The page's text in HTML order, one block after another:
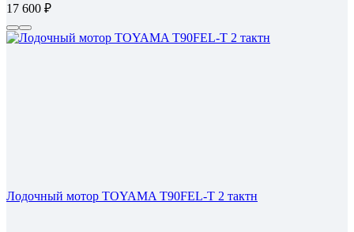
17 600
Лодочный мотор TOYAMA T90FEL-T 2 тактн